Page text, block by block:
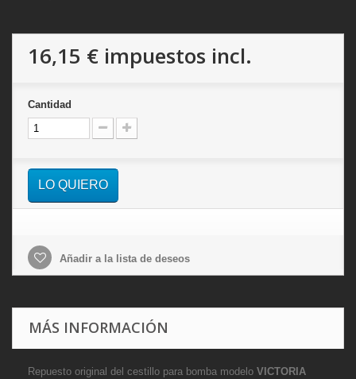
16,15 € impuestos incl.
Cantidad
LO QUIERO
Añadir a la lista de deseos
MÁS INFORMACIÓN
Repuesto original del cestillo para bomba modelo VICTORIA